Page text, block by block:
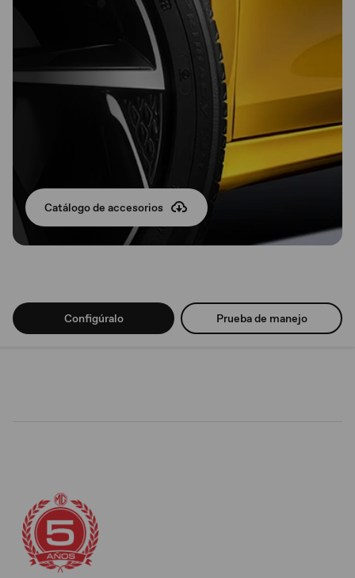
Catálogo de accesorios
Configúralo Prueba de manejo